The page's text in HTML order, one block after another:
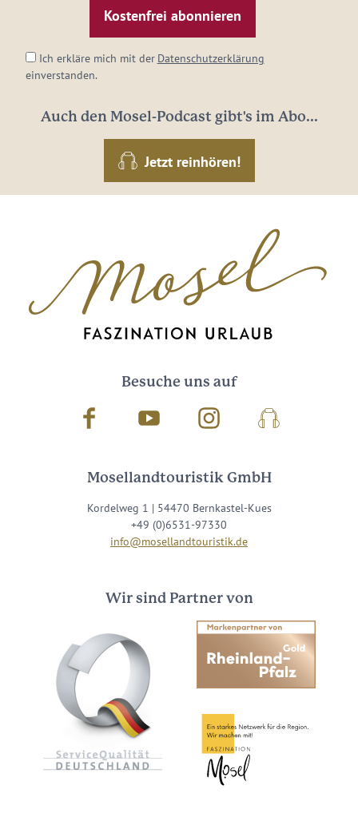
Adresse:
Ich erkläre mich mit der Datenschutzerklärung
einverstanden.
Auch den Mosel-Podcast gibt's im Abo...
Jetzt reinhören!
Besuche uns auf
Facebook Youtube InstagramPodcast
Mosellandtouristik GmbH
Kordelweg 1 | 54470 Bernkastel-Kues
+49 (0)6531-97330
info@mosellandtouristik.de
Wir sind Partner von